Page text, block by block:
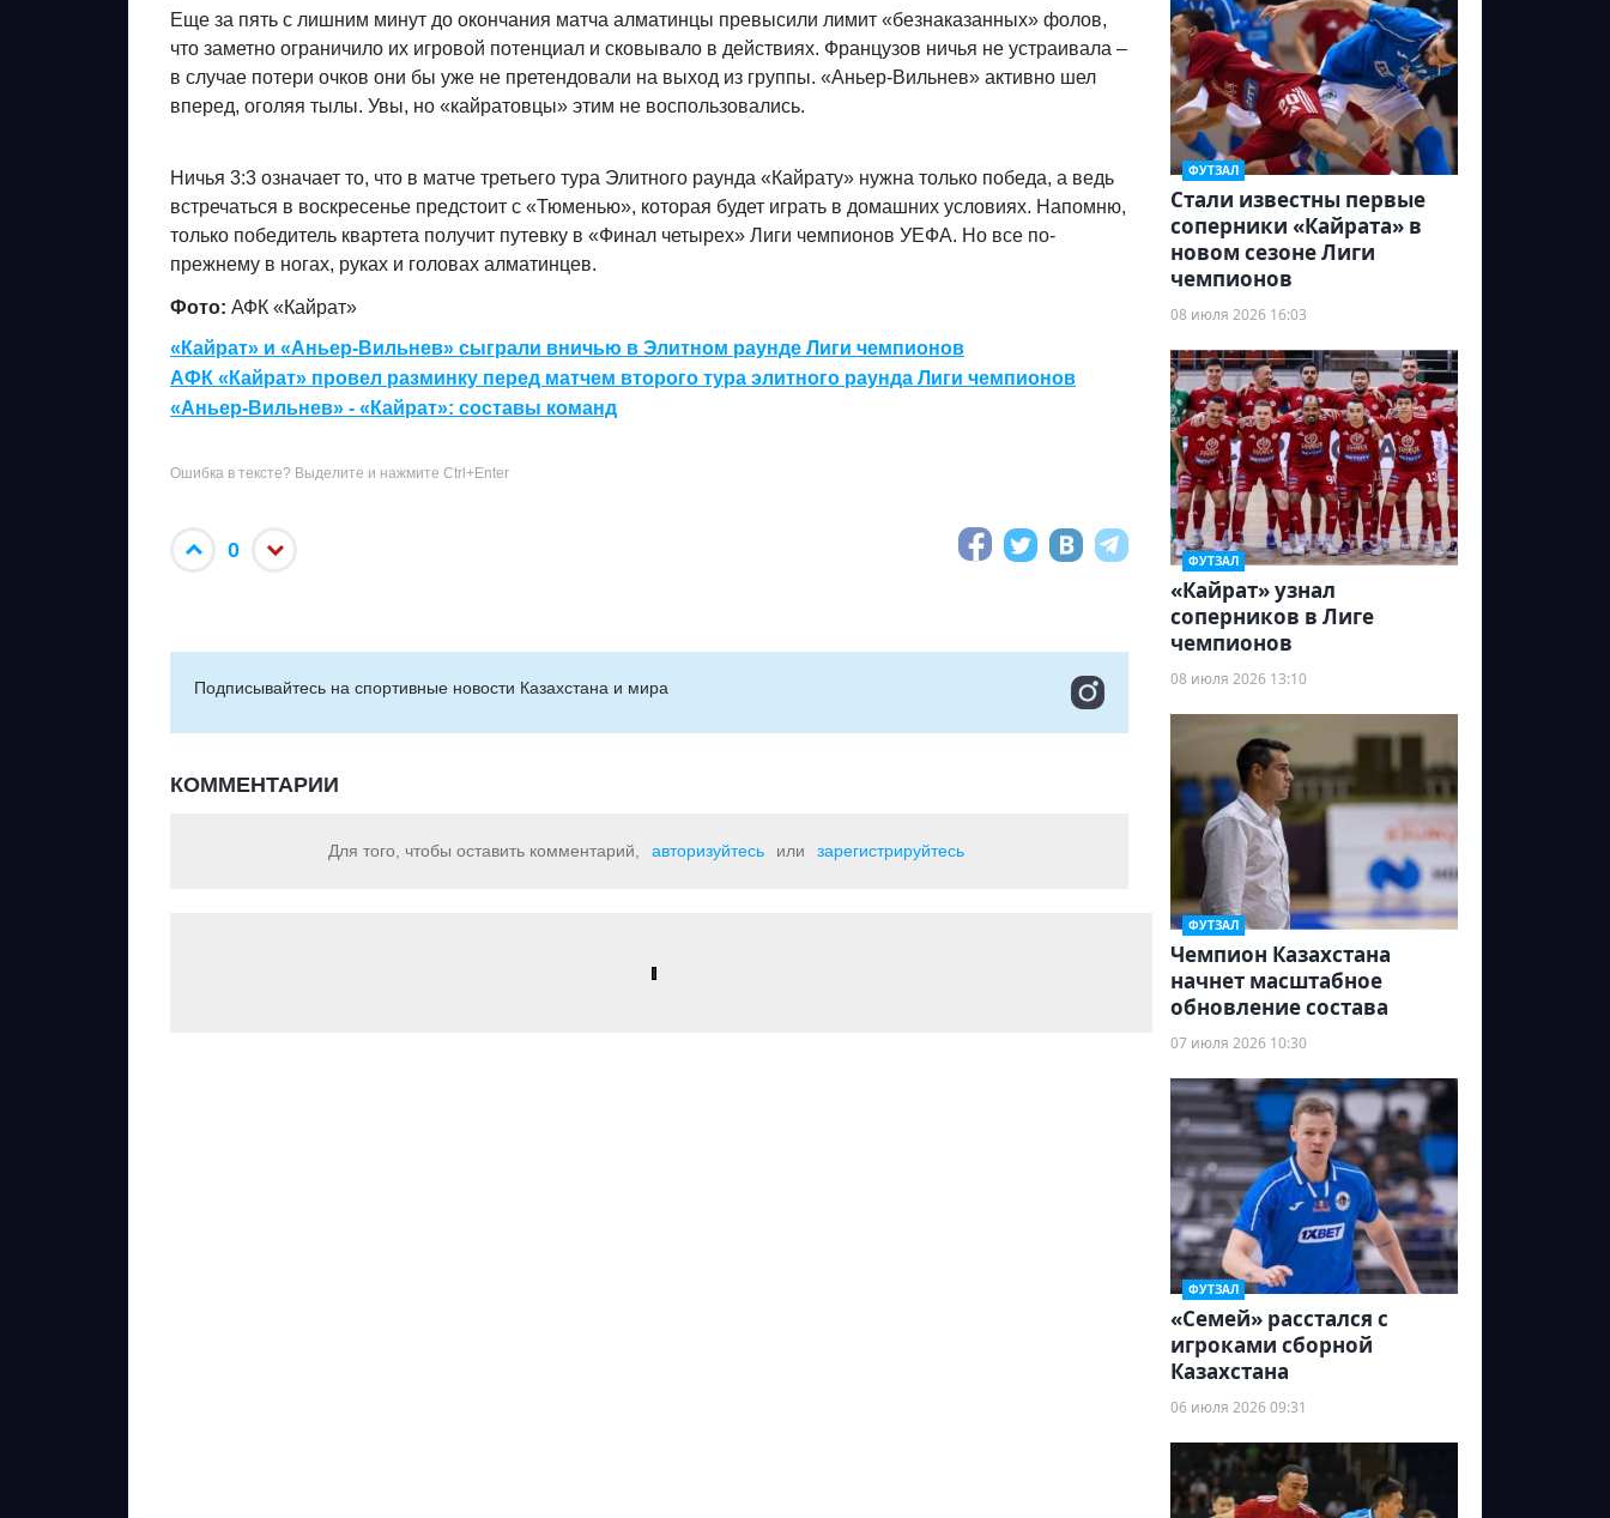
Еще за пять с лишним минут до окончания матча алматинцы превысили лимит «безнаказанных» фолов,
что заметно ограничило их игровой потенциал и сковывало в действиях. Французов ничья не устраивала –
в случае потери очков они бы уже не претендовали на выход из группы. «Аньер-Вильнев» активно шел
вперед, оголяя тылы. Увы, но «кайратовцы» этим не воспользовались.
Ничья 3:3 означает то, что в матче третьего тура Элитного раунда «Кайрату» нужна только победа, а ведь
встречаться в воскресенье предстоит с «Тюменью», которая будет играть в домашних условиях. Напомню,
только победитель квартета получит путевку в «Финал четырех» Лиги чемпионов УЕФА. Но все по-
прежнему в ногах, руках и головах алматинцев.
Фото: АФК «Кайрат»
«Кайрат» и «Аньер-Вильнев» сыграли вничью в Элитном раунде Лиги чемпионов
АФК «Кайрат» провел разминку перед матчем второго тура элитного раунда Лиги чемпионов
«Аньер-Вильнев» - «Кайрат»: составы команд
Ошибка в тексте? Выделите и нажмите Ctrl+Enter
0
Подписывайтесь на cпортивные новости Казахстана и мира
КОММЕНТАРИИ
Для того, чтобы оставить комментарий, авторизуйтесь или зарегистрируйтесь
ФУТЗАЛ
Стали известны первые
соперники «Кайрата» в
новом сезоне Лиги
чемпионов
08 июля 2026 16:03
ФУТЗАЛ
«Кайрат» узнал
соперников в Лиге
чемпионов
08 июля 2026 13:10
ФУТЗАЛ
Чемпион Казахстана
начнет масштабное
обновление состава
07 июля 2026 10:30
ФУТЗАЛ
«Семей» расстался с
игроками сборной
Казахстана
06 июля 2026 09:31